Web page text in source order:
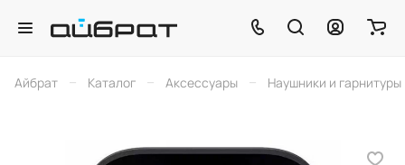
Айбрат – Каталог – Аксессуары – Наушники и гарнитуры